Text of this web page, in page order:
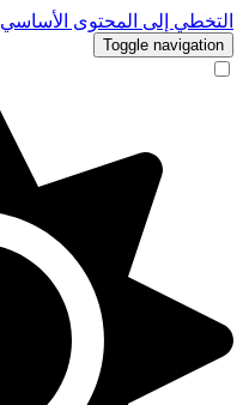
التخطي إلى المحتوى الأساسي
Toggle navigation